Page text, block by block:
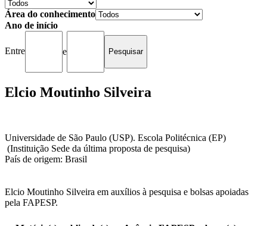
Área do conhecimento
Ano de início
Entre e
Elcio Moutinho Silveira
Universidade de São Paulo (USP). Escola Politécnica (EP)
(Instituição Sede da última proposta de pesquisa)
País de origem: Brasil
Elcio Moutinho Silveira em auxílios à pesquisa e bolsas apoiadas
pela FAPESP.